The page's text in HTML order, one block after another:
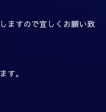
ますので宜しくお願い致
す。